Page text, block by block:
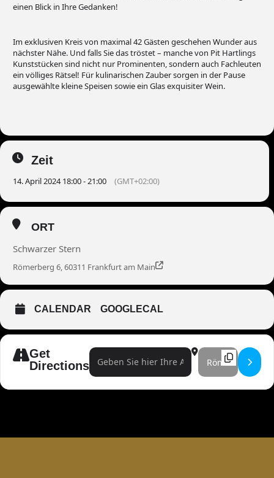
einen Blick in Ihre Gedanken!
Im exklusiven Kreis von maximal 42 Gästen geschehen Wunder aus
nächster Nähe. Und falls Sie das tröstet – manche von Pit Hartlings
Kunststücken sind nicht nur Prominenten, sondern auch Fachleuten
ein völliges Rätsel! Für kulinarischen Zauber sorgen in der Pause
ausgewählte kleine Speisen sowie ein Glas exquisiter Wein.
Zeit
14. April 2024 18:00 - 21:00 (GMT+02:00)
ORT
Schwarzer Stern
Römerberg 6, 60311 Frankfurt am Main
CALENDAR GOOGLECAL
Get
Directions
Address - Magische Soirée [] Destination Address